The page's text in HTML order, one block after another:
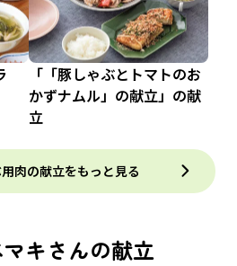
「「豚しゃぶとトマトのお
かずナムル」の献立」の献
立
肉の献立をもっと見る
キさんの献立